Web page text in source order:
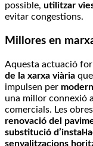
possible, utilitzar
evitar congestions.
Millores en
Aquesta actuació
de la xarxa viària
impulsen per
una millor connexió
comercials. Les
renovació del
substitució
senyalitzacions